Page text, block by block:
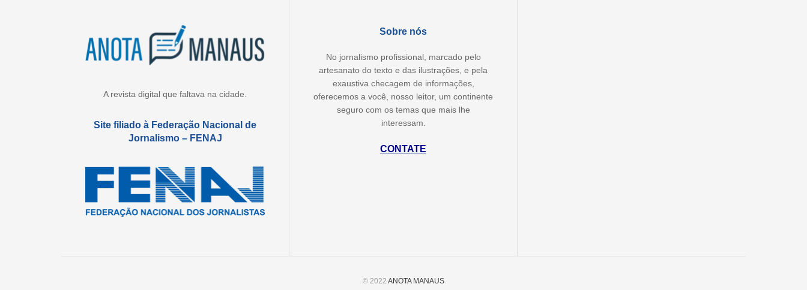
A revista digital que faltava na cidade.
Site filiado à Federação Nacional de
Jornalismo – FENAJ
Sobre nós
No jornalismo profissional, marcado pelo
artesanato do texto e das ilustrações, e pela
exaustiva checagem de informações,
oferecemos a você, nosso leitor, um continente
seguro com os temas que mais lhe
interessam.
CONTATE
© 2022 ANOTA MANAUS